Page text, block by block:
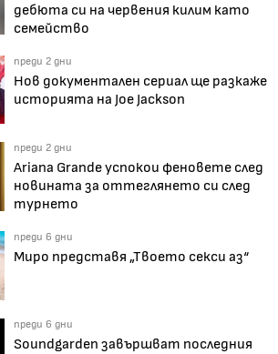
дебюта си на червения килим като
семейство
преди 2 дни
Нов документален сериал ще разкаже
историята на Joe Jackson
преди 2 дни
Ariana Grande успокои феновете след
новината за оттеглянето си след
турнето
преди 6 дни
Миро представя „Твоето секси аз“
преди 6 дни
Soundgarden завършват последния